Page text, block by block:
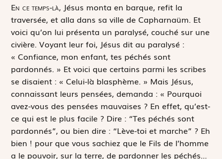
En ce temps-là, Jésus monta en barque, refit la
traversée, et alla dans sa ville de Capharnaüm. Et
voici qu’on lui présenta un paralysé, couché sur une
civière. Voyant leur foi, Jésus dit au paralysé :
« Confiance, mon enfant, tes péchés sont
pardonnés. » Et voici que certains parmi les scribes
se disaient : « Celui-là blasphème. » Mais Jésus,
connaissant leurs pensées, demanda : « Pourquoi
avez-vous des pensées mauvaises ? En effet, qu’est-
ce qui est le plus facile ? Dire : “Tes péchés sont
pardonnés”, ou bien dire : “Lève-toi et marche” ? Eh
bien ! pour que vous sachiez que le Fils de l’homme
a le pouvoir, sur la terre, de pardonner les péchés…